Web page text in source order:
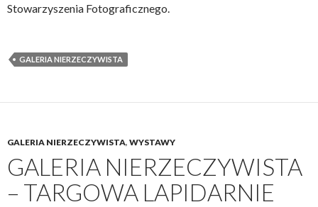
Stowarzyszenia Fotograficznego.
GALERIA NIERZECZYWISTA
GALERIA NIERZECZYWISTA, WYSTAWY
GALERIA NIERZECZYWISTA
– TARGOWA LAPIDARNIE